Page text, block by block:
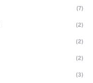
(7)
(2)
(2)
(2)
(3)